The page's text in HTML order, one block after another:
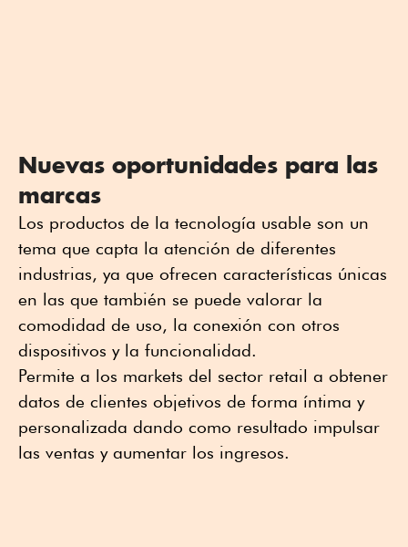
Nuevas oportunidades para las
marcas
Los productos de la tecnología usable son un
tema que capta la atención de diferentes
industrias, ya que ofrecen características únicas
en las que también se puede valorar la
comodidad de uso, la conexión con otros
dispositivos y la funcionalidad.
Permite a los markets del sector retail a obtener
datos de clientes objetivos de forma íntima y
personalizada dando como resultado impulsar
las ventas y aumentar los ingresos.